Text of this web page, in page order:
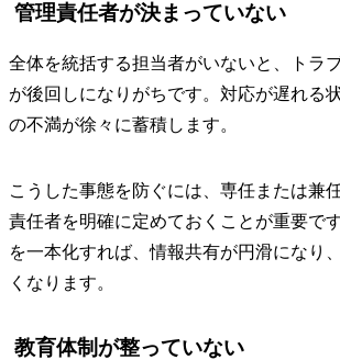
管理責任者が決まっていない
全体を統括する担当者がいないと、トラ
が後回しになりがちです。対応が遅れる
の不満が徐々に蓄積します。
こうした事態を防ぐには、専任または兼
責任者を明確に定めておくことが重要で
を一本化すれば、情報共有が円滑になり
くなります。
教育体制が整っていない